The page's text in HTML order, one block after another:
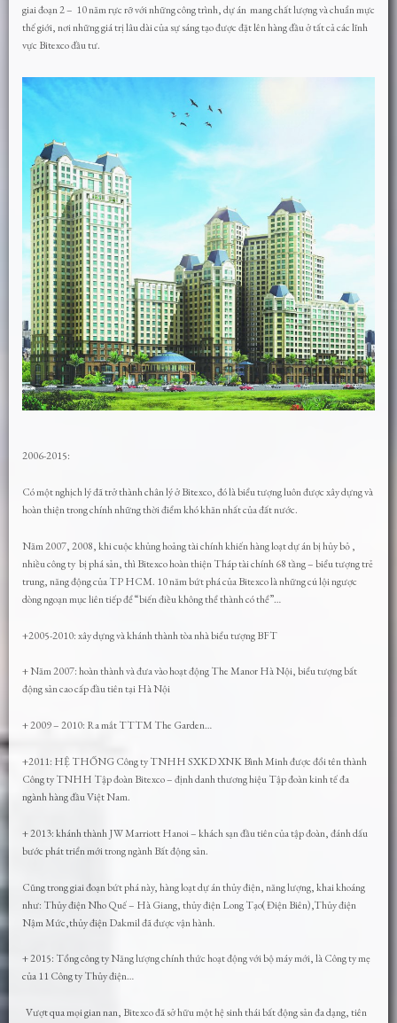
giai đoạn 2 – 10 năm rực rỡ với những công trình, dự án mang chất lượng và chuẩn mực
thế giới, nơi những giá trị lâu dài của sự sáng tạo được đặt lên hàng đầu ở tất cả các lĩnh
vực Bitexco đầu tư.
2006-2015:
Có một nghịch lý đã trở thành chân lý ở Bitexco, đó là biểu tượng luôn được xây dựng và
hoàn thiện trong chính những thời điểm khó khăn nhất của đất nước.
Năm 2007, 2008, khi cuộc khủng hoảng tài chính khiến hàng loạt dự án bị hủy bỏ ,
nhiều công ty bị phá sản, thì Bitexco hoàn thiện Tháp tài chính 68 tầng – biểu tượng trẻ
trung, năng động của TP HCM. 10 năm bứt phá của Bitexco là những cú lội ngược
dòng ngoạn mục liên tiếp để “biến điều không thể thành có thể”…
+2005-2010: xây dựng và khánh thành tòa nhà biểu tượng BFT
+ Năm 2007: hoàn thành và đưa vào hoạt động The Manor Hà Nội, biểu tượng bất
động sản cao cấp đầu tiên tại Hà Nội
+ 2009 – 2010: Ra mắt TTTM The Garden…
+2011: HỆ THỐNG Công ty TNHH SXKD XNK Bình Minh được đổi tên thành
Công ty TNHH Tập đoàn Bitexco – định danh thương hiệu Tập đoàn kinh tế đa
ngành hàng đầu Việt Nam.
+ 2013: khánh thành JW Marriott Hanoi – khách sạn đầu tiên của tập đoàn, đánh dấu
bước phát triển mới trong ngành Bất động sản.
Cũng trong giai đoạn bứt phá này, hàng loạt dự án thủy điện, năng lượng, khai khoáng
như: Thủy điện Nho Quế – Hà Giang, thủy điện Long Tạo( Điện Biên),Thủy điện
Nậm Mức,thủy điện Dakmil đã được vận hành.
+ 2015: Tổng công ty Năng lượng chính thức hoạt động với bộ máy mới, là Công ty mẹ
của 11 Công ty Thủy điện…
Vượt qua mọi gian nan, Bitexco đã sở hữu một hệ sinh thái bất động sản đa dạng, tiên